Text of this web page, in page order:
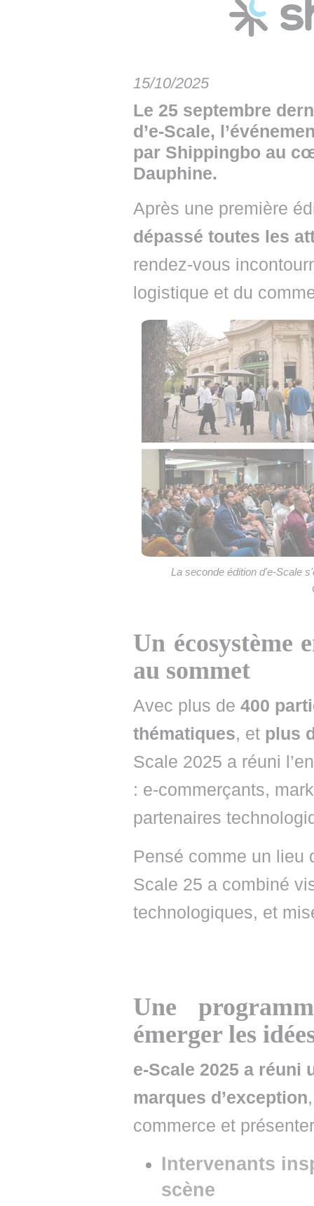
TOUTES LES INTERVIEWS
👉 PRENDRE LA PAROLE
•
15/10/2025
Le 25 septembre
d’e-Scale,
par Shippingbo au
Dauphine.
Après une première
dépassé toutes les
rendez-vous
logistique et du
La seconde édition d'e-Scale
Un écosystème
au sommet
Avec plus de 400
thématiques, et plus
Scale 2025 a réuni
: e-commerçants,
partenaires
Pensé comme un lieu
Scale 25 a combiné
technologiques, et
Une
émerger les
e-Scale 2025 a réuni
marques d’exception
commerce et
Intervenants
scène